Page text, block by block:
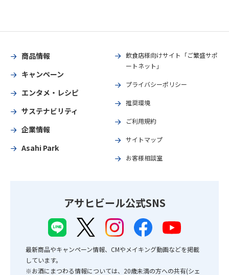
商品情報
キャンペーン
エンタメ・レシピ
サステナビリティ
企業情報
Asahi Park
飲食店様向けサイト「ご繁盛サポ
ートネット」
プライバシーポリシー
推奨環境
ご利用規約
サイトマップ
お客様相談室
アサヒビール公式SNS
最新商品やキャンペーン情報、CMやメイキング動画などを掲載
しています。
※お酒にまつわる情報については、20歳未満の方への共有(シェ